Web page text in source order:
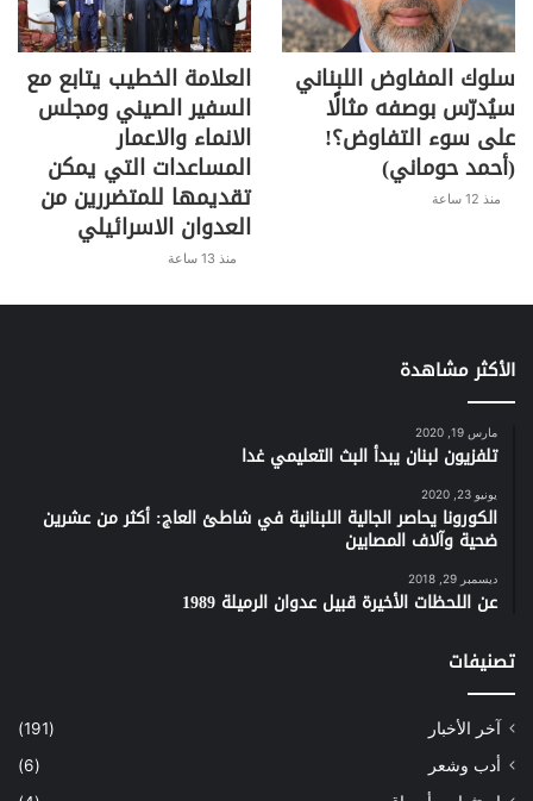
سلوك المفاوض اللبناني
سيُدرّس بوصفه مثالًا
على سوء التفاوض؟!
(أحمد حوماني)
منذ 12 ساعة
العلامة الخطيب يتابع مع
السفير الصيني ومجلس
الانماء والاعمار
المساعدات التي يمكن
تقديمها للمتضررين من
العدوان الاسرائيلي
منذ 13 ساعة
الأكثر مشاهدة
مارس 19, 2020
تلفزيون لبنان يبدأ البث التعليمي غدا
يونيو 23, 2020
الكورونا يحاصر الجالية اللبنانية في شاطئ العاج: أكثر من عشرين
ضحية وآلاف المصابين
ديسمبر 29, 2018
عن اللحظات الأخيرة قبيل عدوان الرميلة 1989
تصنيفات
آخر الأخبار
(191)
أدب وشعر
(6)